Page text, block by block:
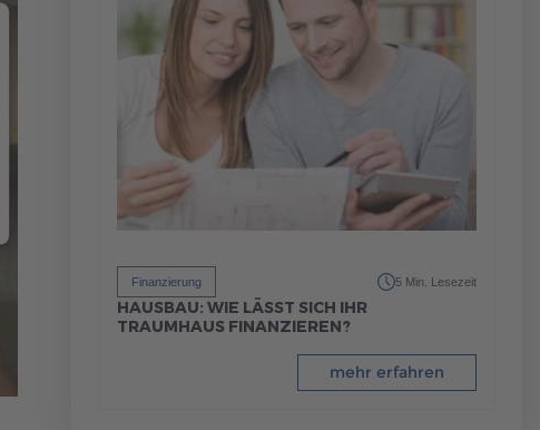
Finanzierung 5 Min. Lesezeit
HAUSBAU: WIE LÄSST SICH IHR
TRAUMHAUS FINANZIEREN?
mehr erfahren